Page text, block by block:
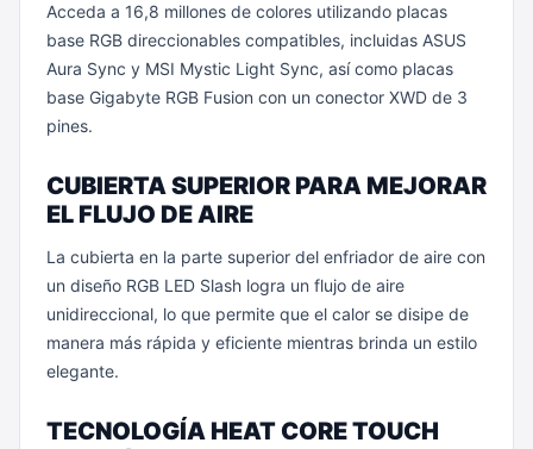
Acceda a 16,8 millones de colores utilizando placas
base RGB direccionables compatibles, incluidas ASUS
Aura Sync y MSI Mystic Light Sync, así como placas
base Gigabyte RGB Fusion con un conector XWD de 3
pines.
CUBIERTA SUPERIOR PARA MEJORAR
EL FLUJO DE AIRE
La cubierta en la parte superior del enfriador de aire con
un diseño RGB LED Slash logra un flujo de aire
unidireccional, lo que permite que el calor se disipe de
manera más rápida y eficiente mientras brinda un estilo
elegante.
TECNOLOGÍA HEAT CORE TOUCH